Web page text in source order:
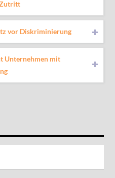
vor Diskriminierung
Unternehmen mit